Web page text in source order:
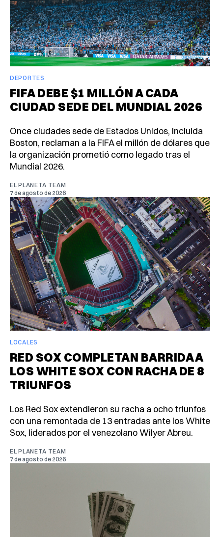
DEPORTES
FIFA DEBE $1 MILLÓN A CADA
CIUDAD SEDE DEL MUNDIAL 2026
Once ciudades sede de Estados Unidos, incluida
Boston, reclaman a la FIFA el millón de dólares que
la organización prometió como legado tras el
Mundial 2026.
EL PLANETA TEAM
7 de agosto de 2026
LOCALES
RED SOX COMPLETAN BARRIDA A
LOS WHITE SOX CON RACHA DE 8
TRIUNFOS
Los Red Sox extendieron su racha a ocho triunfos
con una remontada de 13 entradas ante los White
Sox, liderados por el venezolano Wilyer Abreu.
EL PLANETA TEAM
7 de agosto de 2026